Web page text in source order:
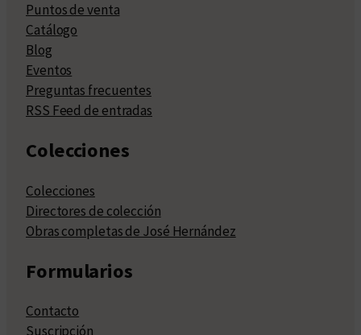
Puntos de venta
Catálogo
Blog
Eventos
Preguntas frecuentes
RSS Feed de entradas
Colecciones
Colecciones
Directores de colección
Obras completas de José Hernández
Formularios
Contacto
Suscripción